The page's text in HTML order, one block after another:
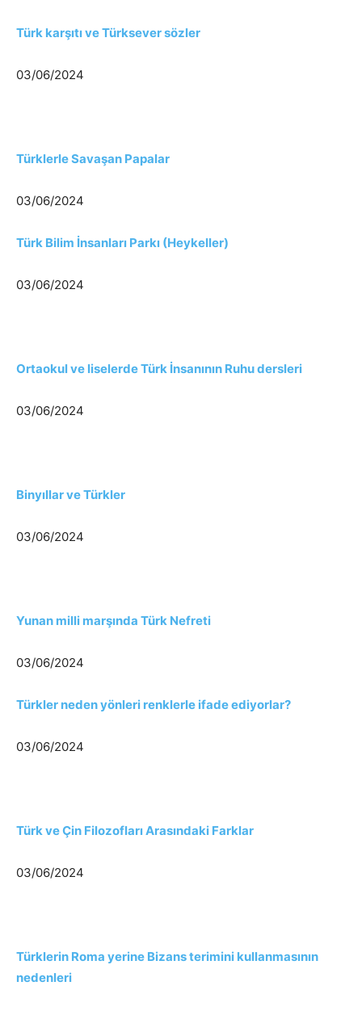
Türk karşıtı ve Türksever sözler
03/06/2024
Türklerle Savaşan Papalar
03/06/2024
Türk Bilim İnsanları Parkı (Heykeller)
03/06/2024
Ortaokul ve liselerde Türk İnsanının Ruhu dersleri
03/06/2024
Binyıllar ve Türkler
03/06/2024
Yunan milli marşında Türk Nefreti
03/06/2024
Türkler neden yönleri renklerle ifade ediyorlar?
03/06/2024
Türk ve Çin Filozofları Arasındaki Farklar
03/06/2024
Türklerin Roma yerine Bizans terimini kullanmasının
nedenleri